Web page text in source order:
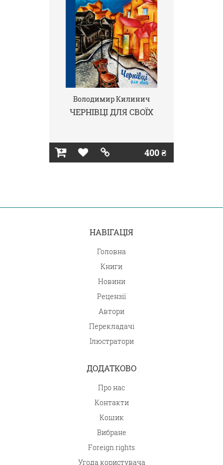
Володимир Килинич
ЧЕРНІВЦІ ДЛЯ СВОЇХ
400 ₴
НАВІГАЦІЯ
Головна
Книги
Новини
Рецензії
Автори
Перекладачі
Ілюстратори
ДОДАТКОВО
Про нас
Контакти
Кошик
Вибране
Foreign rights
Угода користувача